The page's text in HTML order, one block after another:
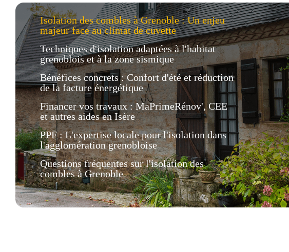
Isolation des combles à Grenoble : Un enjeu
majeur face au climat de cuvette
Techniques d'isolation adaptées à l'habitat
grenoblois et à la zone sismique
Bénéfices concrets : Confort d'été et réduction
de la facture énergétique
Financer vos travaux : MaPrimeRénov', CEE
et autres aides en Isère
PPF : L'expertise locale pour l'isolation dans
l'agglomération grenobloise
Questions fréquentes sur l'isolation des
combles à Grenoble